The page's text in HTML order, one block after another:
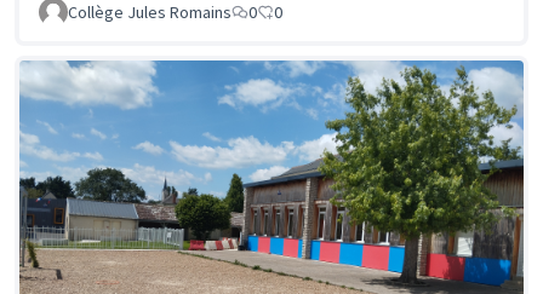
Collège Jules Romains
0 0